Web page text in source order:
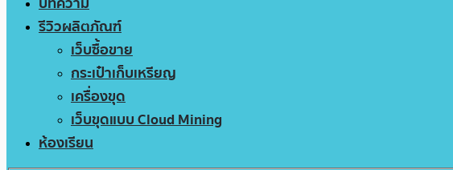
รีวิวผลิตภัณฑ์
เว็บซื้อขาย
กระเป๋าเก็บเหรียญ
เครื่องขุด
เว็บขุดแบบ Cloud Mining
ห้องเรียน